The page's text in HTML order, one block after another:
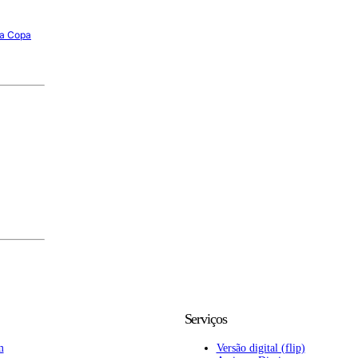
Copa
Serviços
Versão digital (flip)